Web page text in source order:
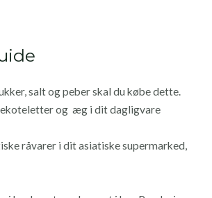
salt og peber skal du købe dette.
og æg i dit dagligvare
råvarer i dit asiatiske supermarked,